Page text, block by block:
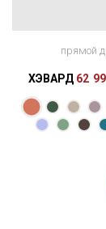
Размеры
прямой
ХЭВАРД 62